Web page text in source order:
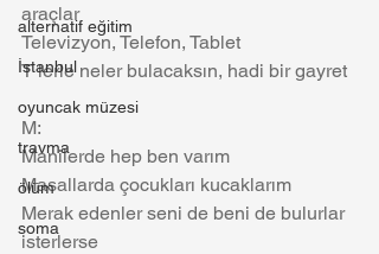
alternatif eğitim
İstanbul
oyuncak müzesi
travma
ölüm
soma
araçlar
Televizyon, Telefon, Tablet
T lerle neler bulacaksın, hadi bir gayret
M:
Manilerde hep ben varım
Masallarda çocukları kucaklarım
Merak edenler seni de beni de bulurlar
isterlerse